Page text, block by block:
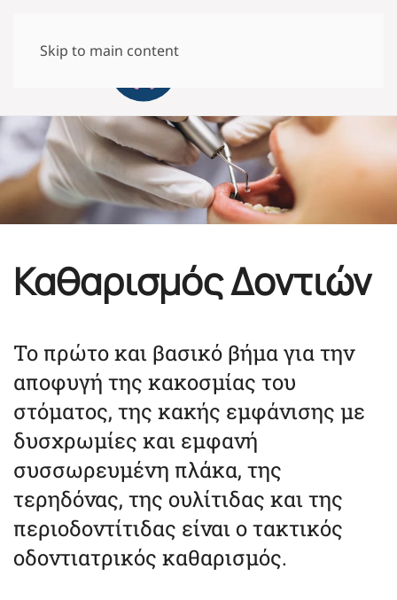
Skip to main content
Καθαρισμός Δοντιών
Το πρώτο και βασικό βήμα για την
αποφυγή της κακοσμίας του
στόματος, της κακής εμφάνισης με
δυσχρωμίες και εμφανή
συσσωρευμένη πλάκα, της
τερηδόνας, της ουλίτιδας και της
περιοδοντίτιδας είναι ο τακτικός
οδοντιατρικός καθαρισμός.